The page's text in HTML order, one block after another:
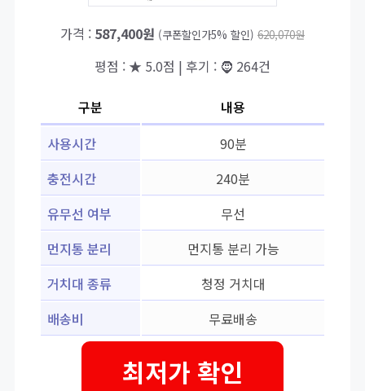
가격 : 587,400원 (쿠폰할인가5% 할인) 620,070원
평점 : ★ 5.0점 | 후기 : 🧔 264건
구분
내용
사용시간
90분
충전시간
240분
유무선 여부
무선
먼지통 분리
먼지통 분리 가능
거치대 종류
청정 거치대
배송비
무료배송
최저가 확인